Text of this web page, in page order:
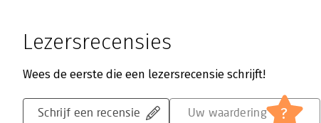
Lezersrecensies
Wees de eerste die een lezersrecensie schrijft!
Schrijf een recensie Uw waardering ?